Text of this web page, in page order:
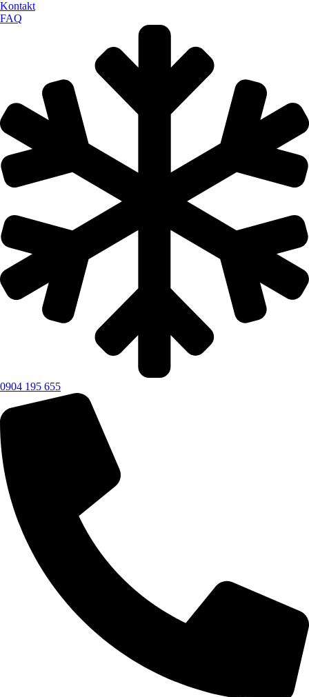
Kontakt
FAQ
0904 195 655